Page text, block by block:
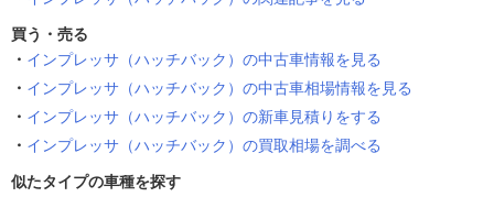
買う・売る
インプレッサ（ハッチバック）の中古車情報を見る
インプレッサ（ハッチバック）の中古車相場情報を見る
インプレッサ（ハッチバック）の新車見積りをする
インプレッサ（ハッチバック）の買取相場を調べる
似たタイプの車種を探す